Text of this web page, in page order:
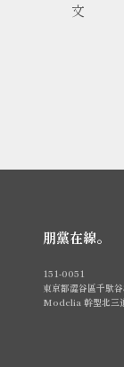
文
朋黨在線。
151-0051
東京都澀谷區千馱
Modelia 幹型北三